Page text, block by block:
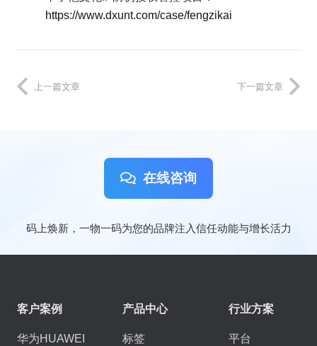
https://www.dxunt.com/case/fengzikai
上一篇文章 下一篇文章
在线咨询
码上焕新，一物一码为您的品牌注入信任动能与增长活力
客户案例
华为HUAWEI
产品中心
标签
行业方案
平台